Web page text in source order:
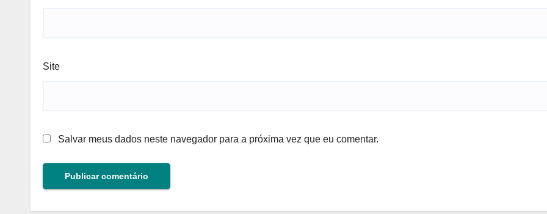
Site
Salvar meus dados neste navegador para a próxima vez que eu comentar.